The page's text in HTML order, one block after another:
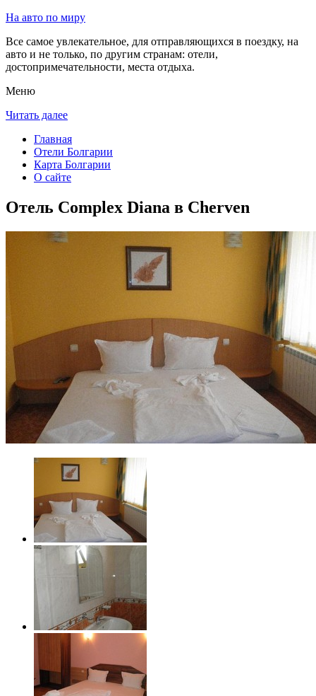
На авто по миру
Все самое увлекательное, для отправляющихся в поездку, на
авто и не только, по другим странам: отели,
достопримечательности, места отдыха.
Меню
Читать далее
Главная
Отели Болгарии
Карта Болгарии
О сайте
Отель Complex Diana в Cherven